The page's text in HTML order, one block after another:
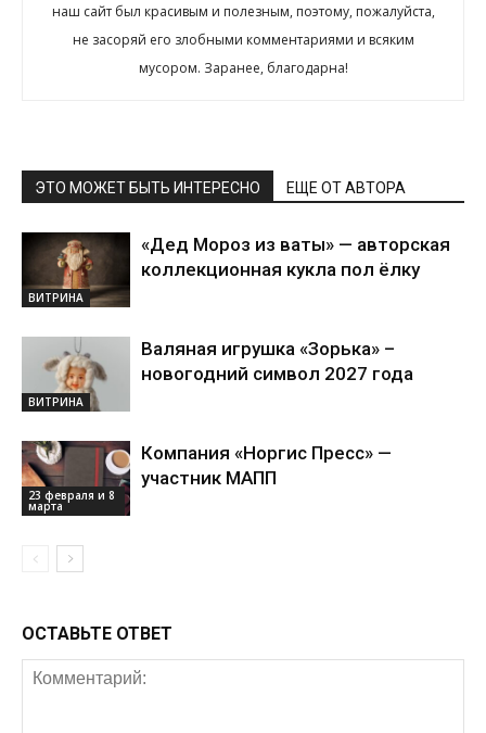
наш сайт был красивым и полезным, поэтому, пожалуйста,
не засоряй его злобными комментариями и всяким
мусором. Заранее, благодарна!
ЭТО МОЖЕТ БЫТЬ ИНТЕРЕСНО ЕЩЕ ОТ АВТОРА
ВИТРИНА
«Дед Мороз из ваты» — авторская
коллекционная кукла пол ёлку
ВИТРИНА
Валяная игрушка «Зорька» –
новогодний символ 2027 года
23 февраля и 8
марта
Компания «Норгис Пресс» —
участник МАПП
ОСТАВЬТЕ ОТВЕТ